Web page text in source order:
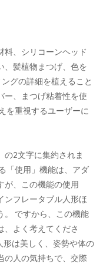
料、シリコーンヘッド
、髪植物まつげ、色を
グの詳細を植えること
ー、まつげ粘着性を使
を重視するユーザーに
の2文字に集約されま
「使用」機能は、アダ
が、この機能の使用
ンフレータブル人形ほ
。 ですから、この機能
、よく考えてくださ
形は美しく、姿勢や体の
の人の気持ちで、交際